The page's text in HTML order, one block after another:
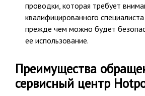
проводки, которая требует
квалифицированного
прежде чем можно будет
ее использование.
Преимущества
сервисный центр